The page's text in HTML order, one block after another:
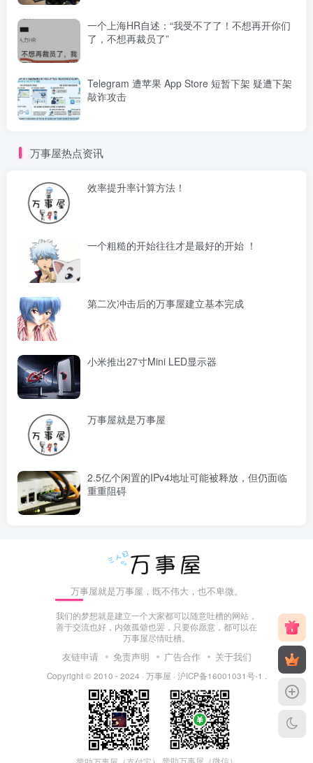
一个上海HR自述：“我受不了了！不想再开你们
了，不想再裁员了”
Telegram 遭苹果 App Store 短暂下架 疑遭下架
敲诈攻击
万事屋热点资讯
效率提升率计算方法！
一个粗糙的开始往往才是最好的开始 ！
第二次冲击后的万事屋建立基本完成
小米推出27寸Mini LED显示器
万事屋就是万事屋
2.5亿个闲置的IPv4地址可能被释放，但仍面临
重重阻碍
万事屋就是万事屋，既不伟大，也不卑微。
我们的梦想就是建立一个大家都可以随意吐槽的网站，
善于交流也好，内敛孤僻也罢，只要你愿意，都可以在
万事屋尽情吐槽。
友链申请 免责声明 广告合作 关于我们
Copyright © 2010 - 2024 · 万事屋 · 沪ICP备16001031号-1